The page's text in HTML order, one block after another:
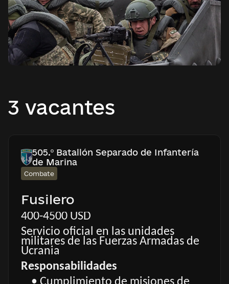
3 vacantes
505.º Batallón Separado de Infantería
de Marina
Combate
Fusilero
400-4500 USD
Servicio oficial en las unidades
militares de las Fuerzas Armadas de
Ucrania
Responsabilidades